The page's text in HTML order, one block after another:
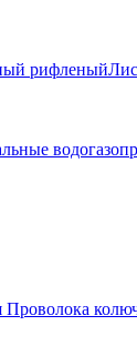
рифленый
Проволока